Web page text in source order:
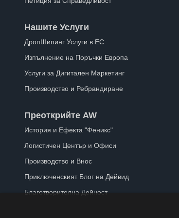
Нашите Услуги
ДропШипинг Услуги в ЕС
Изпълнение на Поръчки Европа
Услуги за Дигитален Маркетинг
Производство и Ребрандиране
Преоткрийте AW
История и Ефекта "Феникс"
Логистичен Център и Офиси
Производство и Внос
Приключенският Блог на Дейвид
Благотворителна Дейност